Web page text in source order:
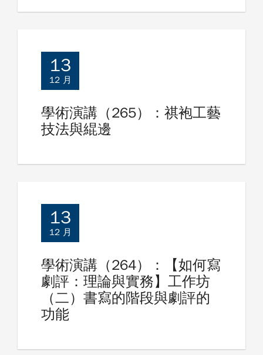
13
12 月
學術演講（265）：祺袍工藝
技法與緄邊
13
12 月
學術演講（264）：【如何寫
劇評：理論與實務】工作坊
（二）書寫的階段與劇評的
功能